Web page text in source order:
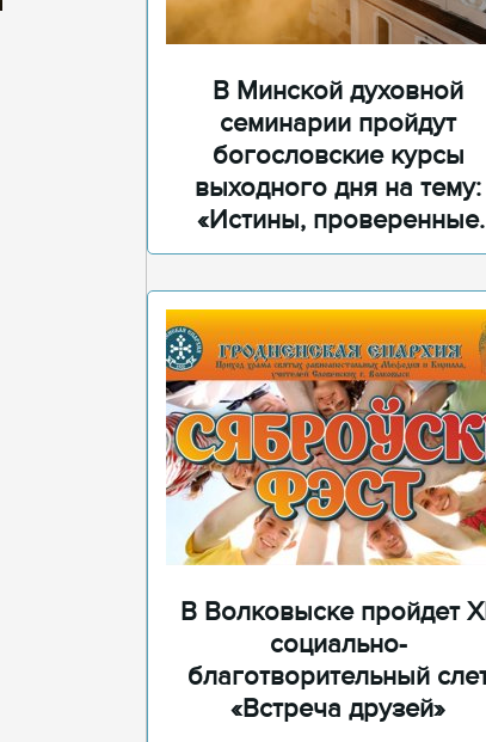
В Минской духовной
семинарии пройдут
богословские курсы
выходного дня на тему:
«Истины, проверенные
временем»
В Волковыске пройдет
социально-
благотворительный
«Встреча друзей»